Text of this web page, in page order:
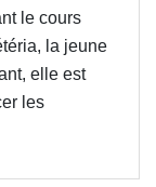
le cours
la jeune
elle est
les